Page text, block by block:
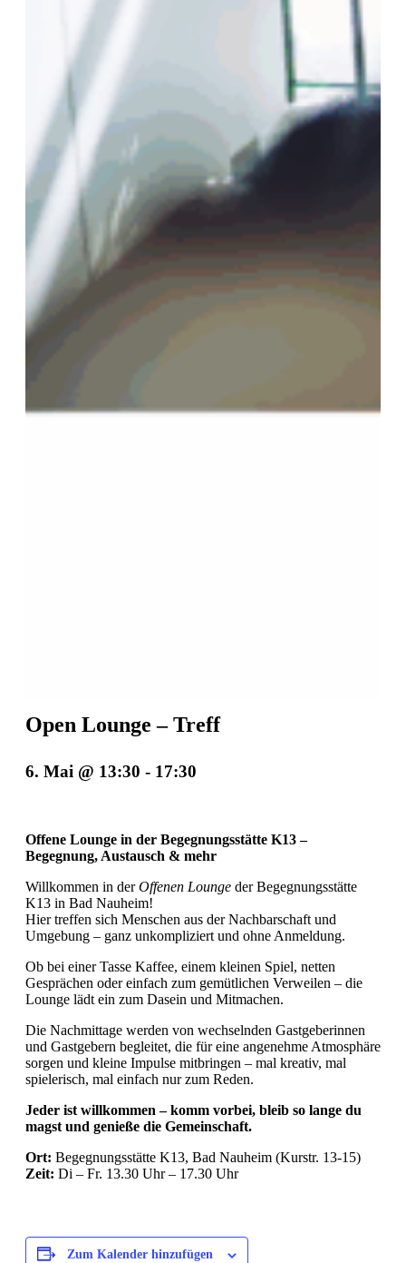
Open Lounge – Treff
6. Mai @ 13:30 - 17:30
Offene Lounge in der Begegnungsstätte K13 –
Begegnung, Austausch & mehr
Willkommen in derOffenen Lounge der Begegnungsstätte
K13 in Bad Nauheim!
Hier treffen sich Menschen aus der Nachbarschaft und
Umgebung – ganz unkompliziert und ohne Anmeldung.
Ob bei einer Tasse Kaffee, einem kleinen Spiel, netten
Gesprächen oder einfach zum gemütlichen Verweilen – die
Lounge lädt ein zum Dasein und Mitmachen.
Die Nachmittage werden von wechselnden Gastgeberinnen
und Gastgebern begleitet, die für eine angenehme Atmosphäre
sorgen und kleine Impulse mitbringen – mal kreativ, mal
spielerisch, mal einfach nur zum Reden.
Jeder ist willkommen – komm vorbei, bleib so lange du
magst und genieße die Gemeinschaft.
Ort: Begegnungsstätte K13, Bad Nauheim (Kurstr. 13-15)
Zeit: Di – Fr. 13.30 Uhr – 17.30 Uhr
Zum Kalender hinzufügen